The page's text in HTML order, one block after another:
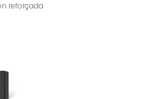
reforçada